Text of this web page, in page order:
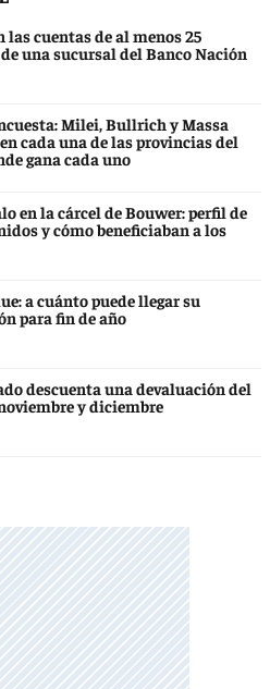
las cuentas de al menos 25
una sucursal del Banco Nación
Milei, Bullrich y Massa
cada una de las provincias del
gana cada uno
en la cárcel de Bouwer: perfil de
y cómo beneficiaban a los
a cuánto puede llegar su
para fin de año
descuenta una devaluación del
y diciembre